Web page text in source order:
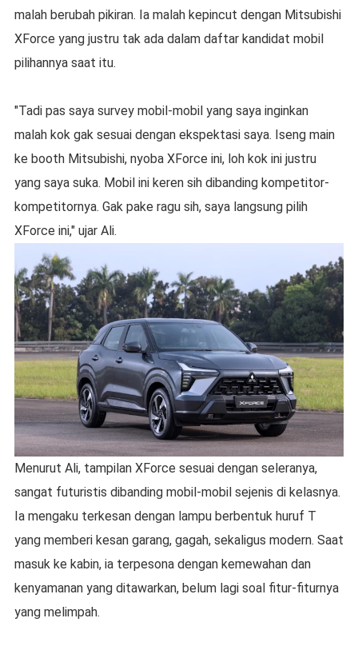
malah berubah pikiran. Ia malah kepincut dengan Mitsubishi
XForce yang justru tak ada dalam daftar kandidat mobil
pilihannya saat itu.
"Tadi pas saya survey mobil-mobil yang saya inginkan
malah kok gak sesuai dengan ekspektasi saya. Iseng main
ke booth Mitsubishi, nyoba XForce ini, loh kok ini justru
yang saya suka. Mobil ini keren sih dibanding kompetitor-
kompetitornya. Gak pake ragu sih, saya langsung pilih
XForce ini," ujar Ali.
Menurut Ali, tampilan XForce sesuai dengan seleranya,
sangat futuristis dibanding mobil-mobil sejenis di kelasnya.
Ia mengaku terkesan dengan lampu berbentuk huruf T
yang memberi kesan garang, gagah, sekaligus modern. Saat
masuk ke kabin, ia terpesona dengan kemewahan dan
kenyamanan yang ditawarkan, belum lagi soal fitur-fiturnya
yang melimpah.